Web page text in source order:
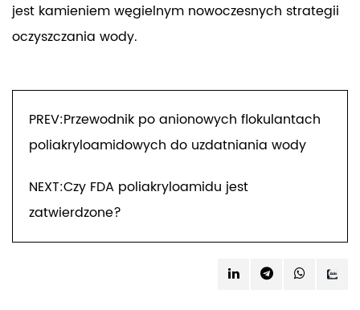
jest kamieniem węgielnym nowoczesnych strategii
oczyszczania wody.
PREV:Przewodnik po anionowych flokulantach
poliakryloamidowych do uzdatniania wody
NEXT:Czy FDA poliakryloamidu jest
zatwierdzone?